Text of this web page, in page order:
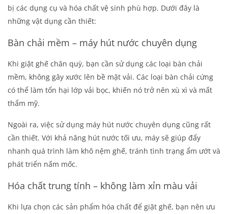
bị các dụng cụ và hóa chất vệ sinh phù hợp. Dưới đây là
những vật dụng cần thiết:
Bàn chải mềm – máy hút nước chuyên dụng
Khi giặt ghế chân quỳ, bạn cần sử dụng các loại bàn chải
mềm, không gây xước lên bề mặt vải. Các loại bàn chải cứng
có thể làm tổn hại lớp vải bọc, khiến nó trở nên xù xì và mất
thẩm mỹ.
Ngoài ra, việc sử dụng máy hút nước chuyên dụng cũng rất
cần thiết. Với khả năng hút nước tối ưu, máy sẽ giúp đẩy
nhanh quá trình làm khô nệm ghế, tránh tình trạng ẩm ướt và
phát triển nấm mốc.
Hóa chất trung tính – không làm xỉn màu vải
Khi lựa chọn các sản phẩm hóa chất để giặt ghế, bạn nên ưu